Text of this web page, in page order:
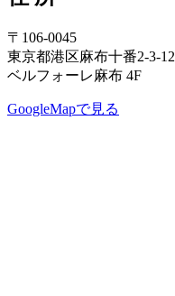
〒106-0045
東京都港区麻布十番2-3-12
ベルフォーレ麻布 4F
GoogleMapで見る